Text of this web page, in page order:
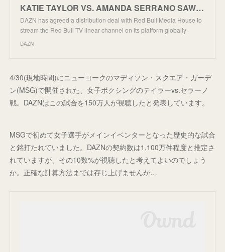
KATIE TAYLOR VS. AMANDA SERRANO SAW AN UNPRECEDENTED AUDIENCE OF 1.5 MILLION ON DAZN TO ACHIEVE A RE
DAZN has agreed a distribution deal with Red Bull Media House to
stream the Red Bull TV linear channel on its platform globally
DAZN
4/30(現地時間)にニューヨークのマディソン・スクエア・ガーデ
ン(MSG)で開催された、女子ボクシングのテイラーvs.セラーノ
戦。DAZNはこの試合を150万人が視聴したと発表しています。
MSGで初めて女子選手がメインイベンターとなった歴史的な試合
と銘打たれていました。DAZNの契約数は1,100万件程度と推定さ
れていますが、その10数%が視聴したと考えてよいのでしょう
か。正確な計算方法までは存じ上げませんが…